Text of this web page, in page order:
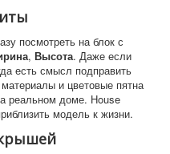
посмотреть на блок с
, Высота. Даже если
есть смысл подправить
и цветовые пятна
реальном доме. House
модель к жизни.